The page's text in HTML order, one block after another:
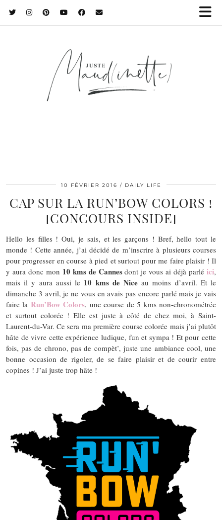
10 FÉVRIER 2016 DAILY LIFE
CAP SUR LA RUN’BOW COLORS !
[CONCOURS INSIDE]
Hello les filles ! Oui, je sais, et les garçons ! Bref, hello tout le
monde ! Cette année, j’ai décidé de m’inscrire à plusieurs courses
pour progresser en course à pied et surtout pour me faire plaisir ! Il
y aura donc mon 10 kms de Cannesdont je vous ai déjà parléici,
mais il y aura aussi le 10 kms de Niceau moins d’avril. Et le
dimanche 3 avril, je ne vous en avais pas encore parlé mais je vais
faire la Run’Bow Colors, une course de 5 kms non-chronométrée
et surtout colorée ! Elle est juste à côté de chez moi, à Saint-
Laurent-du-Var. Ce sera ma première course colorée mais j’ai plutôt
hâte de vivre cette expérience ludique, fun et sympa ! Et pour cette
fois, pas de chrono, pas de compèt’, juste une ambiance cool, une
bonne occasion de rigoler, de se faire plaisir et de courir entre
copines ! J’ai juste trop hâte !